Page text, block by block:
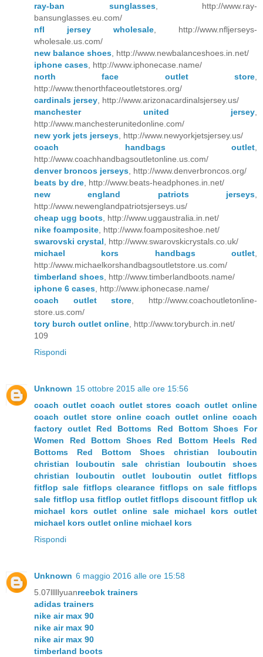
ray-ban sunglasses, http://www.ray-
bansunglasses.eu.com/
nfl jersey wholesale , http://www.nfljerseys-
wholesale.us.com/
new balance shoes , http://www.newbalanceshoes.in.net/
iphone cases , http://www.iphonecase.name/
north face outlet store
http://www.thenorthfaceoutletstores.org/
cardinals jersey , http://www.arizonacardinalsjersey.us/
manchester united jersey
http://www.manchesterunitedonline.com/
new york jets jerseys , http://www.newyorkjetsjersey.us/
coach handbags outlet
http://www.coachhandbagsoutletonline.us.com/
denver broncos jerseys , http://www.denverbroncos.org/
beats by dre , http://www.beats-headphones.in.net/
new england patriots jerseys
http://www.newenglandpatriotsjerseys.us/
cheap ugg boots , http://www.uggaustralia.in.net/
nike foamposite , http://www.foampositeshoe.net/
swarovski crystal , http://www.swarovskicrystals.co.uk/
michael kors handbags outlet
http://www.michaelkorshandbagsoutletstore.us.com/
timberland shoes , http://www.timberlandboots.name/
iphone 6 cases , http://www.iphonecase.name/
coach outlet store , http://www.coachoutletonline-
store.us.com/
tory burch outlet online , http://www.toryburch.in.net/
109
Rispondi
Unknown 15 ottobre 2015 alle ore 15:56
coach outlet coach outlet stores coach outlet online
coach outlet store online coach outlet online coach
factory outlet
Red Bottoms
Red Bottom Shoes For
Women
Red Bottom Shoes Red Bottom Heels
Red
Bottoms
Red Bottom Shoes
christian louboutin
christian louboutin sale
christian louboutin shoes
christian louboutin outlet
louboutin outlet
fitflops
fitflop sale fitflops clearance fitflops on sale fitflops
sale fitflop usa fitflop outlet fitflops discount fitflop uk
michael kors outlet online sale
michael kors outlet
michael kors outlet online michael kors
Rispondi
Unknown 6 maggio 2016 alle ore 15:58
5.07lllllyuanreebok trainers
adidas trainers
nike air max 90
nike air max 90
nike air max 90
timberland boots